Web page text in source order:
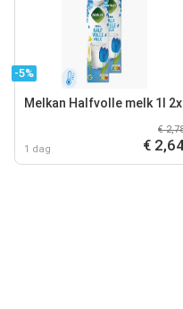
-5%
Melkan Halfvolle melk 1l 2x
1 dag
€
€